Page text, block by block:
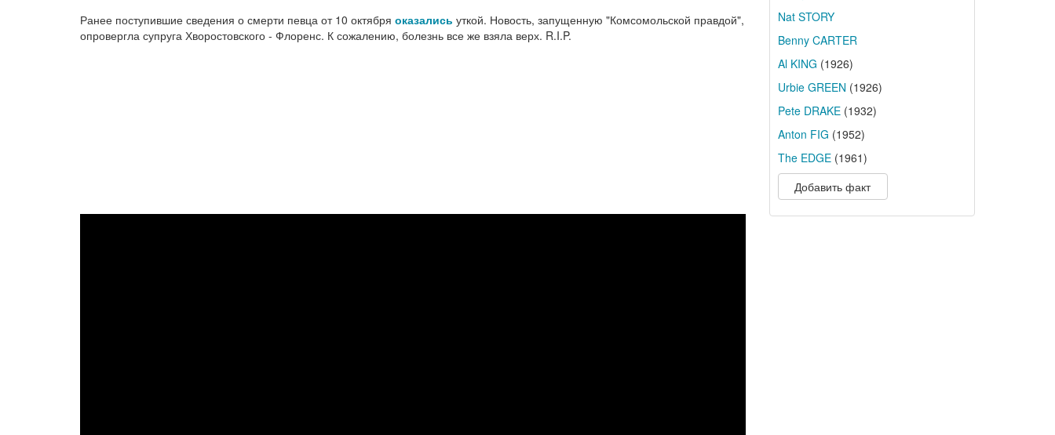
Ранее поступившие сведения о смерти певца от 10 октября оказались уткой. Новость, запущенную "Комсомольской правдой",
опровергла супруга Хворостовского - Флоренс. К сожалению, болезнь все же взяла верх. R.I.P.
Nat STORY
Benny CARTER
Al KING (1926)
Urbie GREEN (1926)
Pete DRAKE(1932)
Anton FIG (1952)
The EDGE(1961)
Добавить факт